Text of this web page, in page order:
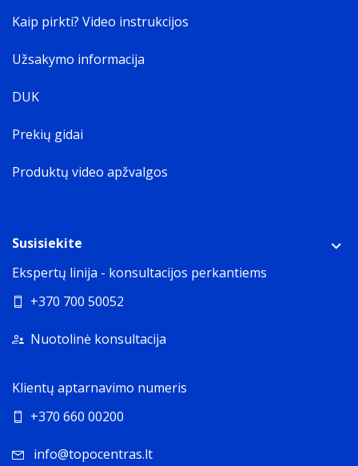
Kaip pirkti? Video instrukcijos
Užsakymo informacija
DUK
Prekių gidai
Produktų video apžvalgos
Susisiekite
Ekspertų linija - konsultacijos perkantiems
+370 700 50052
Nuotolinė konsultacija
Klientų aptarnavimo numeris
+370 660 00200
info@topocentras.lt